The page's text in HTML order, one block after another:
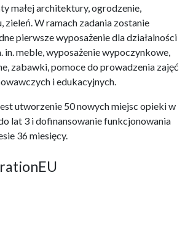
małej architektury, ogrodzenie,
zieleń. W ramach zadania zostanie
pierwsze wyposażenie dla działalności
in. meble, wyposażenie wypoczynkowe,
zabawki, pomoce do prowadzenia zajęć
i edukacyjnych.
utworzenie 50 nowych miejsc opieki w
lat 3 i dofinansowanie funkcjonowania
36 miesięcy.